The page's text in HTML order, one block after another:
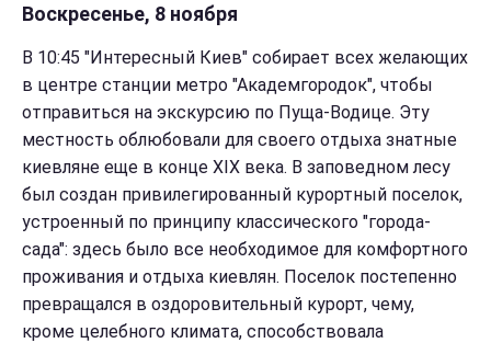
Воскресенье, 8 ноября
В 10:45 "Интересный Киев" собирает всех желающих
в центре станции метро "Академгородок", чтобы
отправиться на экскурсию по Пуща-Водице. Эту
местность облюбовали для своего отдыха знатные
киевляне еще в конце ХІХ века. В заповедном лесу
был создан привилегированный курортный поселок,
устроенный по принципу классического "города-
сада": здесь было все необходимое для комфортного
проживания и отдыха киевлян. Поселок постепенно
превращался в оздоровительный курорт, чему,
кроме целебного климата, способствовала